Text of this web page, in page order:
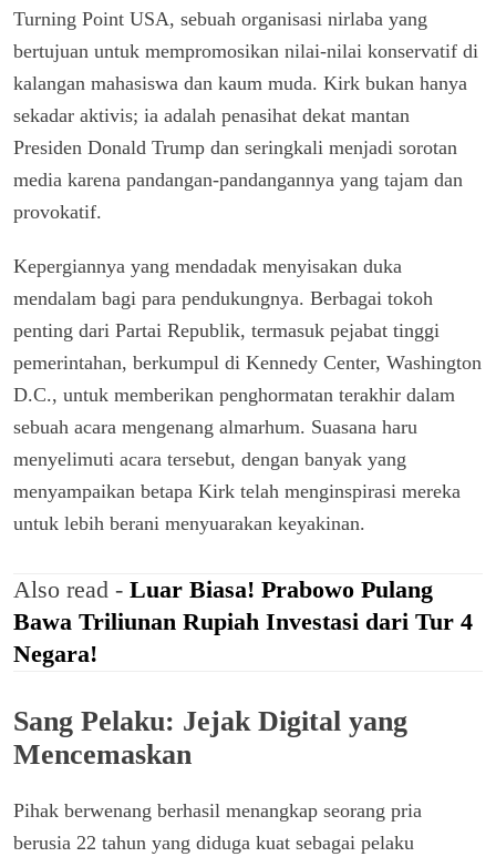
Turning Point USA, sebuah organisasi nirlaba yang
bertujuan untuk mempromosikan nilai-nilai konservatif di
kalangan mahasiswa dan kaum muda. Kirk bukan hanya
sekadar aktivis; ia adalah penasihat dekat mantan
Presiden Donald Trump dan seringkali menjadi sorotan
media karena pandangan-pandangannya yang tajam dan
provokatif.
Kepergiannya yang mendadak menyisakan duka
mendalam bagi para pendukungnya. Berbagai tokoh
penting dari Partai Republik, termasuk pejabat tinggi
pemerintahan, berkumpul di Kennedy Center, Washington
D.C., untuk memberikan penghormatan terakhir dalam
sebuah acara mengenang almarhum. Suasana haru
menyelimuti acara tersebut, dengan banyak yang
menyampaikan betapa Kirk telah menginspirasi mereka
untuk lebih berani menyuarakan keyakinan.
Also read - Luar Biasa! Prabowo Pulang
Bawa Triliunan Rupiah Investasi dari Tur 4
Negara!
Sang Pelaku: Jejak Digital yang
Mencemaskan
Pihak berwenang berhasil menangkap seorang pria
berusia 22 tahun yang diduga kuat sebagai pelaku